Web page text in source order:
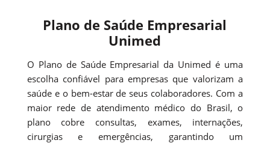
Plano de Saúde Empresarial
Unimed
O Plano de Saúde Empresarial da Unimed é uma
escolha confiável para empresas que valorizam a
saúde e o bem-estar de seus colaboradores. Com a
maior rede de atendimento médico do Brasil, o
plano cobre consultas, exames, internações,
cirurgias e emergências, garantindo um